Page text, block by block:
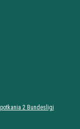
2 Bundesligi